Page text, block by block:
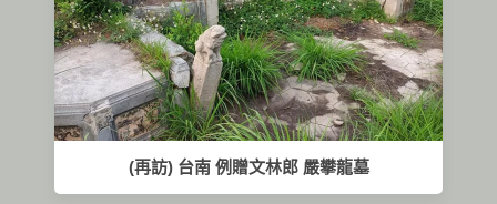
(再訪) 台南 例贈文林郎 嚴攀龍墓